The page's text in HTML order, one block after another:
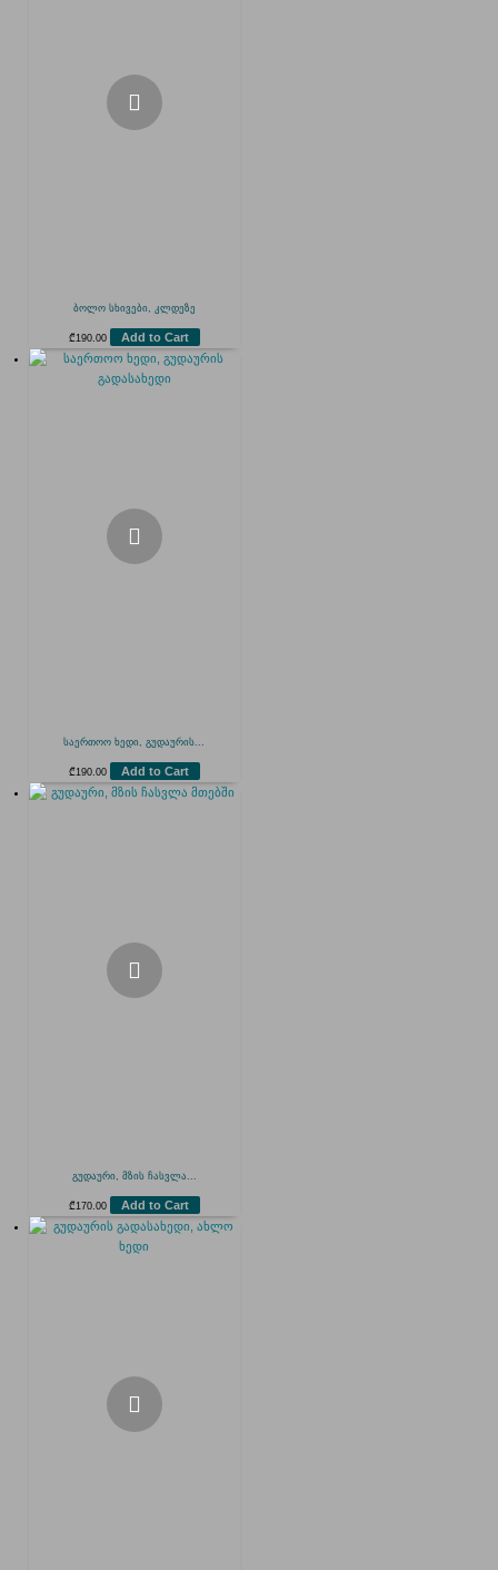
ბოლო სხივები, კლდეზე
₾ 190.00 Add to Cart
საერთოო ხედი, გუდაურის...
₾ 190.00 Add to Cart
გუდაური, მზის ჩასვლა...
₾ 170.00 Add to Cart